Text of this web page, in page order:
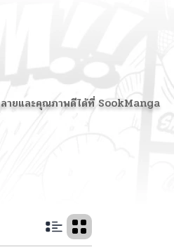
ายและคุณภาพดีได้ที่ SookManga